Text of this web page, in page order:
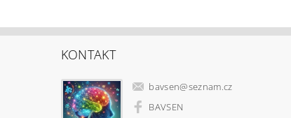
KONTAKT
bavsen@seznam.cz
BAVSEN